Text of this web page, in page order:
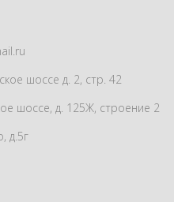
шоссе д. 2, стр. 42
шоссе, д. 125Ж, строение 2
д.5г